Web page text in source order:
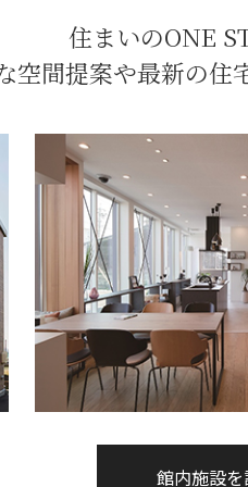
住まいのONE
空間提案や最新の住
館内施設